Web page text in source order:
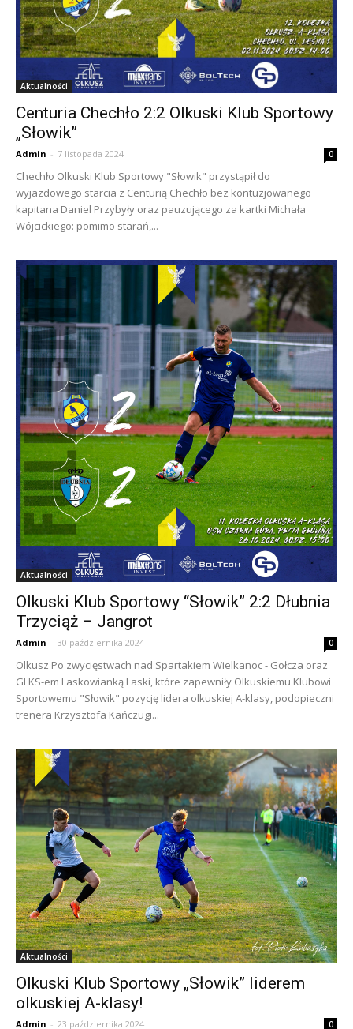
Aktualności
Centuria Chechło 2:2 Olkuski Klub Sportowy
„Słowik”
Admin - 7 listopada 2024 0
Chechło Olkuski Klub Sportowy "Słowik" przystąpił do
wyjazdowego starcia z Centurią Chechło bez kontuzjowanego
kapitana Daniel Przybyły oraz pauzującego za kartki Michała
Wójcickiego: pomimo starań,...
Aktualności
Olkuski Klub Sportowy “Słowik” 2:2 Dłubnia
Trzyciąż – Jangrot
Admin - 30 października 2024 0
Olkusz Po zwycięstwach nad Spartakiem Wielkanoc - Gołcza oraz
GLKS-em Laskowianką Laski, które zapewniły Olkuskiemu Klubowi
Sportowemu "Słowik" pozycję lidera olkuskiej A-klasy, podopieczni
trenera Krzysztofa Kańczugi...
Aktualności
Olkuski Klub Sportowy „Słowik” liderem
olkuskiej A-klasy!
Admin - 23 października 2024 0